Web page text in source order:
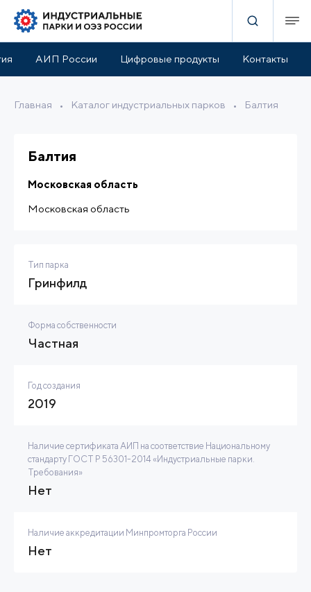
АИП России Цифровые продукты Контакты
Главная • Каталог индустриальных парков • Балтия
Инфраструктура парка Льготы и поддержка
Балтия
Московская область
Московская область
Тип парка
Гринфилд
Форма собственности
Частная
Год создания
2019
Наличие сертификата АИП на соответствие Национальному
стандарту ГОСТ Р 56301-2014 «Индустриальные парки.
Требования»
Нет
Наличие аккредитации Минпромторга России
Нет